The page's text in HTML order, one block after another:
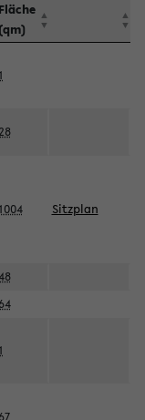
Fläche
(qm)
1
28
1004 Sitzplan
48
64
1